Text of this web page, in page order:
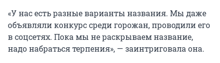
«У нас есть разные варианты названия. Мы даже
объявляли конкурс среди горожан, проводили его
в соцсетях. Пока мы не раскрываем название,
надо набраться терпения», — заинтриговала она.